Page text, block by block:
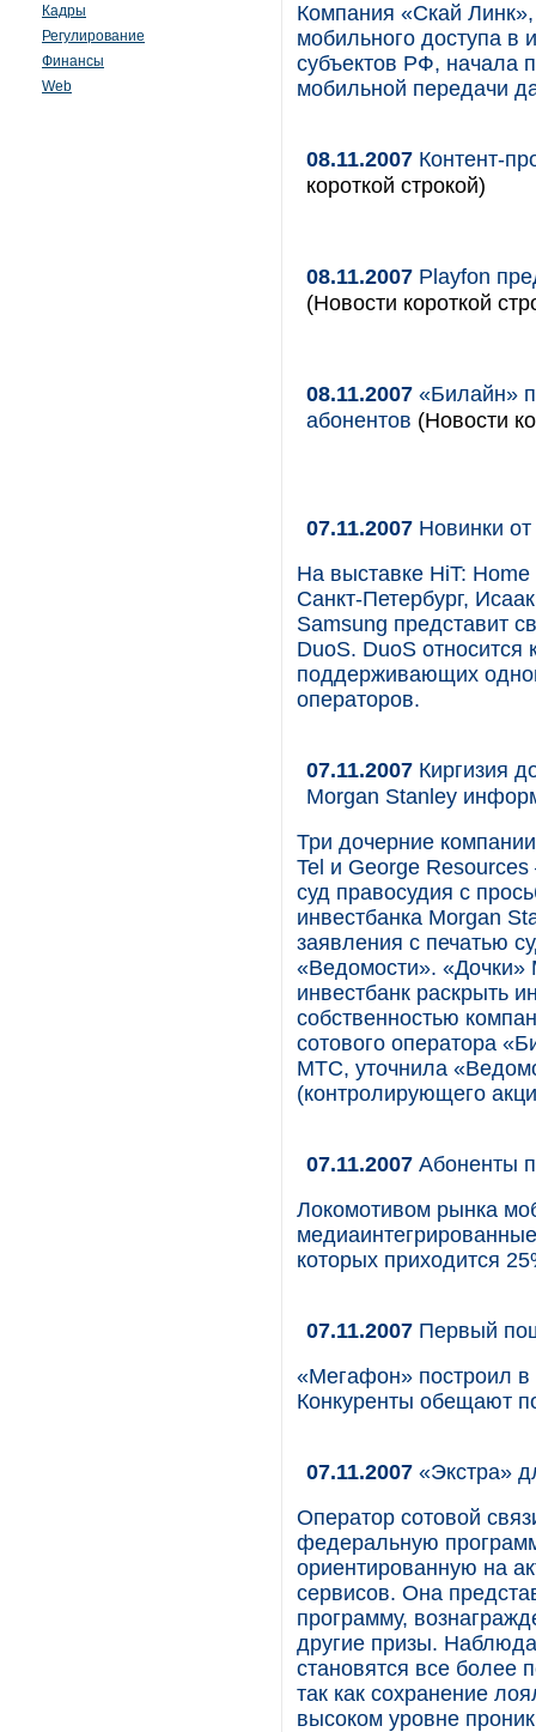
Кадры
Регулирование
Финансы
Web
Компания «Скай
мобильного доступа в
субъектов РФ, начала
мобильной передачи
08.11.2007 Контент-
короткой строкой)
08.11.2007 Playfon
(Новости короткой
08.11.2007 «Билайн»
абонентов (Новости
07.11.2007 Новинки
На выставке HiT:
Санкт-Петербург,
Samsung представит
DuoS. DuoS
поддерживающих
операторов.
07.11.2007 Киргизия
Morgan Stanley
Три дочерние
Tel и George
суд правосудия с
инвестбанка Morgan
заявления с печатью
«Ведомости». «Дочки»
инвестбанк раскрыть
собственностью
сотового оператора
МТС, уточнила
(контролирующего
07.11.2007 Абоненты
Локомотивом рынка
которых приходится
07.11.2007 Первый
«Мегафон» построил в
Конкуренты обещают
07.11.2007 «Экстра»
Оператор сотовой
федеральную
ориентированную на
сервисов. Она
программу,
другие призы.
становятся все более
так как сохранение
высоком уровне